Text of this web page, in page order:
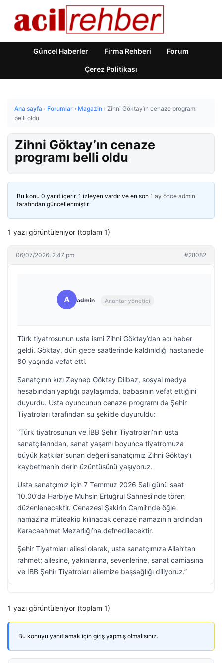
Güncel Haberler Firma Rehberi Forum
Çerez Politikası
Ana sayfa › Forumlar › Magazin › Zihni Göktay’ın cenaze programı
belli oldu
Zihni Göktay’ın cenaze
programı belli oldu
Bu konu 0 yanıt içerir, 1 izleyen vardır ve en son 1 ay önce admin
tarafından güncellenmiştir.
1 yazı görüntüleniyor (toplam 1)
06/07/2026: 2:47 pm #28082
A admin Anahtar yönetici
Türk tiyatrosunun usta ismi Zihni Göktay’dan acı haber
geldi. Göktay, dün gece saatlerinde kaldırıldığı hastanede
80 yaşında vefat etti.
Sanatçının kızı Zeynep Göktay Dilbaz, sosyal medya
hesabından yaptığı paylaşımda, babasının vefat ettiğini
duyurdu. Usta oyuncunun cenaze programı da Şehir
Tiyatroları tarafından şu şekilde duyuruldu:
“Türk tiyatrosunun ve İBB Şehir Tiyatroları’nın usta
sanatçılarından, sanat yaşamı boyunca tiyatromuza
büyük katkılar sunan değerli sanatçımız Zihni Göktay’ı
kaybetmenin derin üzüntüsünü yaşıyoruz.
Usta sanatçımız için 7 Temmuz 2026 Salı günü saat
10.00’da Harbiye Muhsin Ertuğrul Sahnesi’nde tören
düzenlenecektir. Cenazesi Şakirin Camii’nde öğle
namazına müteakip kılınacak cenaze namazının ardından
Karacaahmet Mezarlığı’na defnedilecektir.
Şehir Tiyatroları ailesi olarak, usta sanatçımıza Allah’tan
rahmet; ailesine, yakınlarına, sevenlerine, sanat camiasına
ve İBB Şehir Tiyatroları ailemize başsağlığı diliyoruz.”
1 yazı görüntüleniyor (toplam 1)
Bu konuyu yanıtlamak için giriş yapmış olmalısınız.